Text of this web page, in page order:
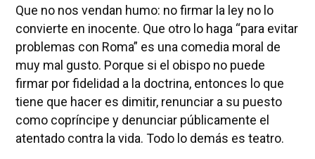
Que no nos vendan humo: no firmar la ley no lo
convierte en inocente. Que otro lo haga “para evitar
problemas con Roma” es una comedia moral de
muy mal gusto. Porque si el obispo no puede
firmar por fidelidad a la doctrina, entonces lo que
tiene que hacer es dimitir, renunciar a su puesto
como copríncipe y denunciar públicamente el
atentado contra la vida. Todo lo demás es teatro.